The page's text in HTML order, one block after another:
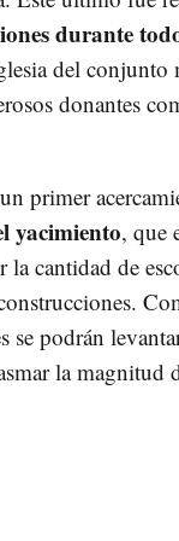
durante
del conjunto
donantes
primer
yacimiento, que
cantidad de
se podrán
la magnitud